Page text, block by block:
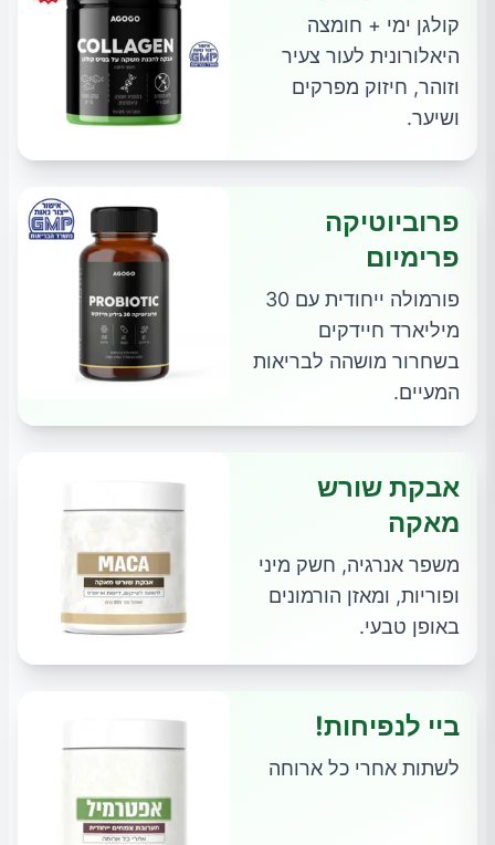
קולגן ימי + חומצה
היאלורונית לעור צעיר
וזוהר, חיזוק מפרקים
ושיער.
פרוביוטיקה
פרימיום
פורמולה ייחודית עם 30
מיליארד חיידקים
בשחרור מושהה לבריאות
המעיים.
אבקת שורש
מאקה
משפר אנרגיה, חשק מיני
ופוריות, ומאזן הורמונים
באופן טבעי.
ביי לנפיחות!
לשתות אחרי כל ארוחה